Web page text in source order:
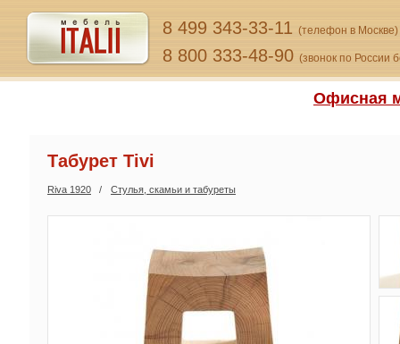
8 499 343-33-11 (телефон в Москве)
8 800 333-48-90 (звонок по России
Офисная
Табурет Tivi
Riva 1920 Стулья, скамьи и табуреты